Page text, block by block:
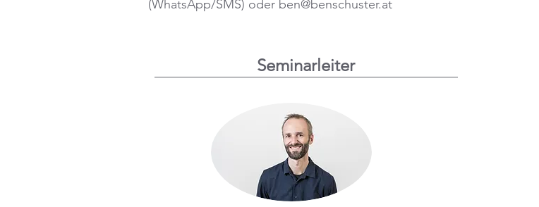
(WhatsApp/SMS) oder ben@benschuster.at
Seminarleiter